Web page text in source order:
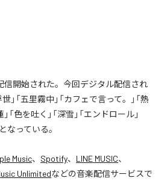
信開始された。今回デジタル配信され
」「五里霧中」「カフェで言って。」「熱
」「色を吐く」「深雪」「エンドロール」
なっている。
Music、 Spotify、 LINE MUSIC、
Unlimitedなどの音楽配信サービスで